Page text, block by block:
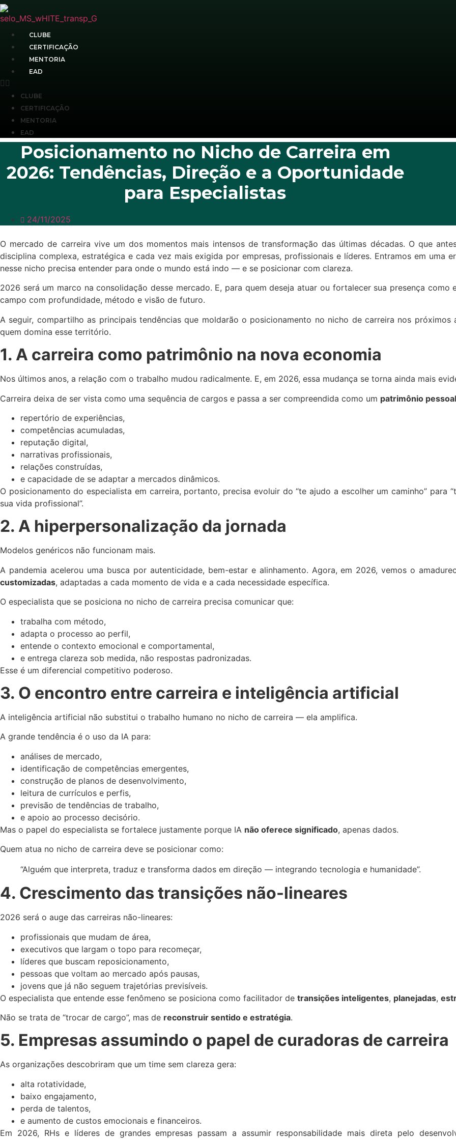
Ir
para
conteúdo
CLUBE
CERTIFICAÇÃO
MENTORIA
EAD
CLUBE
CERTIFICAÇÃO
MENTORIA
EAD
Posicionamento no Nicho de Carreira em
2026: Tendências, Direção e a Oportunidade
para Especialistas
24/11/2025
O mercado de carreira vive um dos momentos mais intensos de transformação das últimas décadas. O que
disciplina complexa, estratégica e cada vez mais exigida por empresas, profissionais e líderes. Entramos em uma
nesse nicho precisa entender para onde o mundo está indo — e se posicionar com clareza.
2026 será um marco na consolidação desse mercado. E, para quem deseja atuar ou fortalecer sua presença
campo com profundidade, método e visão de futuro.
A seguir, compartilho as principais tendências que moldarão o posicionamento no nicho de carreira nos
quem domina esse território.
1. A carreira como patrimônio na nova economia
Nos últimos anos, a relação com o trabalho mudou radicalmente. E, em 2026, essa mudança se torna ainda mais
Carreira deixa de ser vista como uma sequência de cargos e passa a ser compreendida como um patrimônio pessoal
repertório de experiências,
competências acumuladas,
reputação digital,
narrativas profissionais,
relações construídas,
e capacidade de se adaptar a mercados dinâmicos.
O posicionamento do especialista em carreira, portanto, precisa evoluir do “te ajudo a escolher um caminho”
sua vida profissional”.
2. A hiperpersonalização da jornada
Modelos genéricos não funcionam mais.
A pandemia acelerou uma busca por autenticidade, bem-estar e alinhamento. Agora, em 2026, vemos o
customizadas, adaptadas a cada momento de vida e a cada necessidade específica.
O especialista que se posiciona no nicho de carreira precisa comunicar que:
trabalha com método,
adapta o processo ao perfil,
entende o contexto emocional e comportamental,
e entrega clareza sob medida, não respostas padronizadas.
Esse é um diferencial competitivo poderoso.
3. O encontro entre carreira e inteligência artificial
A inteligência artificial não substitui o trabalho humano no nicho de carreira — ela amplifica.
A grande tendência é o uso da IA para:
análises de mercado,
identificação de competências emergentes,
construção de planos de desenvolvimento,
leitura de currículos e perfis,
previsão de tendências de trabalho,
e apoio ao processo decisório.
Mas o papel do especialista se fortalece justamente porque IA não oferece significado, apenas dados.
Quem atua no nicho de carreira deve se posicionar como:
“Alguém que interpreta, traduz e transforma dados em direção — integrando tecnologia e humanidade”.
4. Crescimento das transições não-lineares
2026 será o auge das carreiras não-lineares:
profissionais que mudam de área,
executivos que largam o topo para recomeçar,
líderes que buscam reposicionamento,
pessoas que voltam ao mercado após pausas,
jovens que já não seguem trajetórias previsíveis.
O especialista que entende esse fenômeno se posiciona como facilitador de transições inteligentes, planejadas,
Não se trata de “trocar de cargo”, mas de reconstruir sentido e estratégia.
5. Empresas assumindo o papel de curadoras de carreira
As organizações descobriram que um time sem clareza gera:
alta rotatividade,
baixo engajamento,
perda de talentos,
e aumento de custos emocionais e financeiros.
Em 2026, RHs e líderes de grandes empresas passam a assumir responsabilidade mais direta pelo